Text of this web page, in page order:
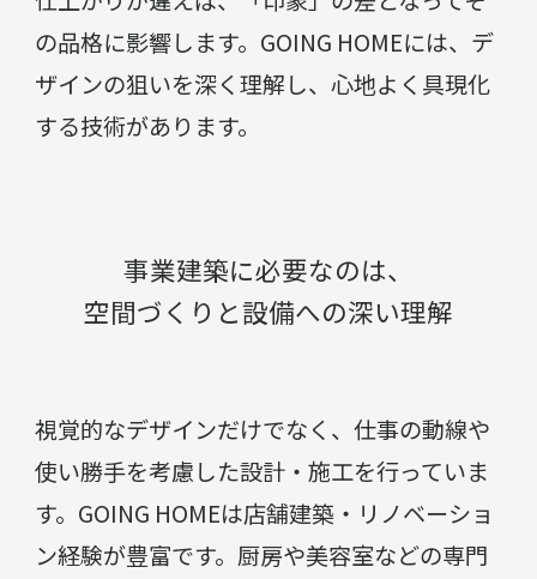
の品格に影響します。GOING HOMEには、デ
ザインの狙いを深く理解し、心地よく具現化
する技術があります。
事業建築に必要なのは、
空間づくりと設備への深い理解
視覚的なデザインだけでなく、仕事の動線や
使い勝手を考慮した設計・施工を行っていま
す。GOING HOMEは店舗建築・リノベーショ
ン経験が豊富です。厨房や美容室などの専門